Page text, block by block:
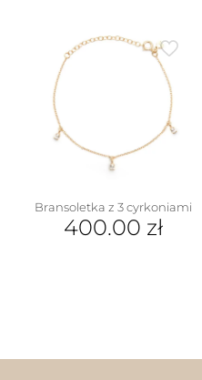
wiele
wariantów.
stronie
produktu
Bransoletka z 3 cyrkoniami
400.00 zł